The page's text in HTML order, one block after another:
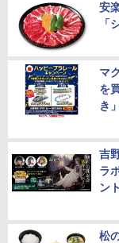
安
「
マ
を
き
吉
ラ
ン
松